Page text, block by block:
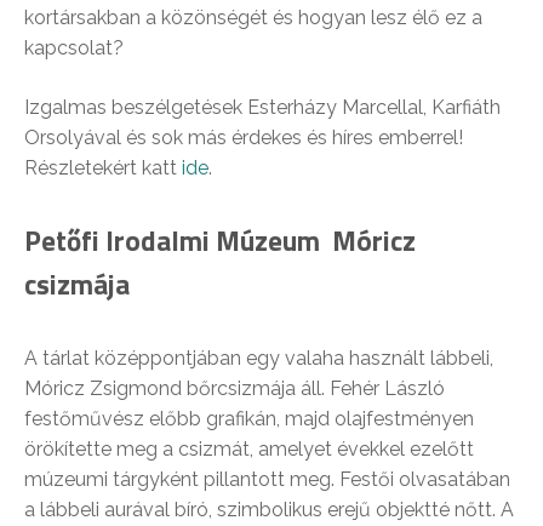
kortársakban a közönségét és hogyan lesz élő ez a
kapcsolat?
Izgalmas beszélgetések Esterházy Marcellal, Karfiáth
Orsolyával és sok más érdekes és híres emberrel!
Részletekért katt ide.
Petőfi Irodalmi Múzeum Móricz
csizmája
A tárlat középpontjában egy valaha használt lábbeli,
Móricz Zsigmond bőrcsizmája áll. Fehér László
festőművész előbb grafikán, majd olajfestményen
örökítette meg a csizmát, amelyet évekkel ezelőtt
múzeumi tárgyként pillantott meg. Festői olvasatában
a lábbeli aurával bíró, szimbolikus erejű objektté nőtt. A